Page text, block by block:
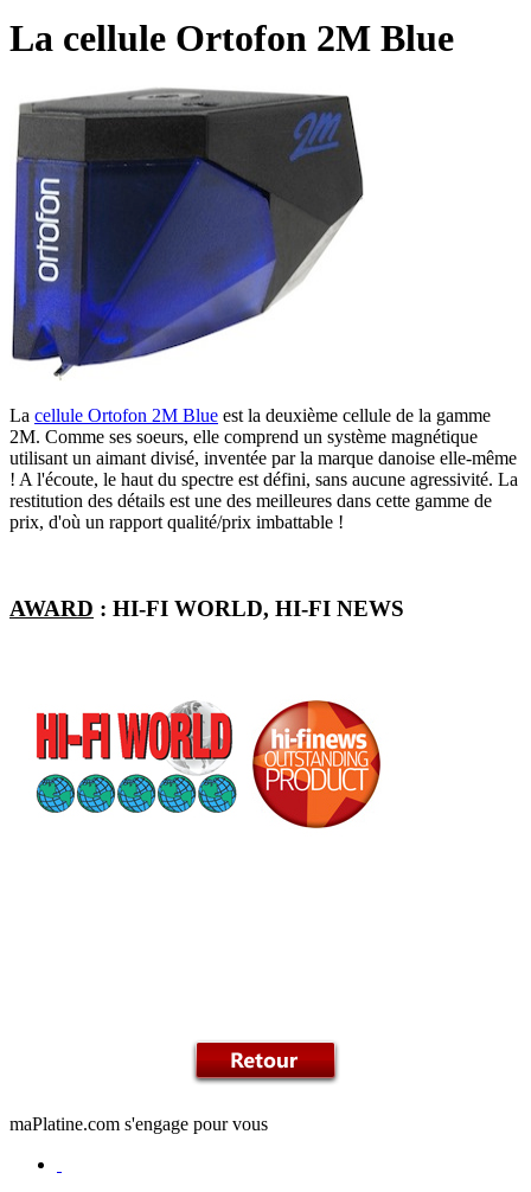
La cellule Ortofon 2M Blue
La cellule Ortofon 2M Blue est la deuxième cellule de la gamme
2M. Comme ses soeurs, elle comprend un système magnétique
utilisant un aimant divisé, inventée par la marque danoise elle-même
! A l'écoute, le haut du spectre est défini, sans aucune agressivité. La
restitution des détails est une des meilleures dans cette gamme de
prix, d'où un rapport qualité/prix imbattable !
AWARD : HI-FI WORLD, HI-FI NEWS
maPlatine.com s'engage pour vous